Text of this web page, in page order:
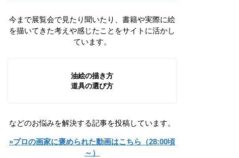
今まで展覧会で見たり聞いたり、書籍や実際に絵
を描いてきた考えや感じたことをサイトに活かし
ています。
油絵の描き方
道具の選び方
などのお悩みを解決する記事を投稿しています。
»プロの画家に褒められた動画はこちら（28:00頃
～）